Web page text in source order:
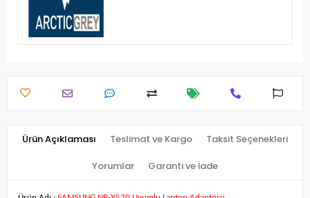
Ürün Açıklaması Teslimat ve Kargo Taksit Seçenekleri
Yorumlar Garanti ve İade